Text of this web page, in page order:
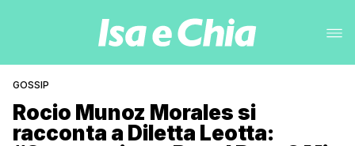
GOSSIP
Rocio Munoz Morales si
racconta a Diletta Leotta: